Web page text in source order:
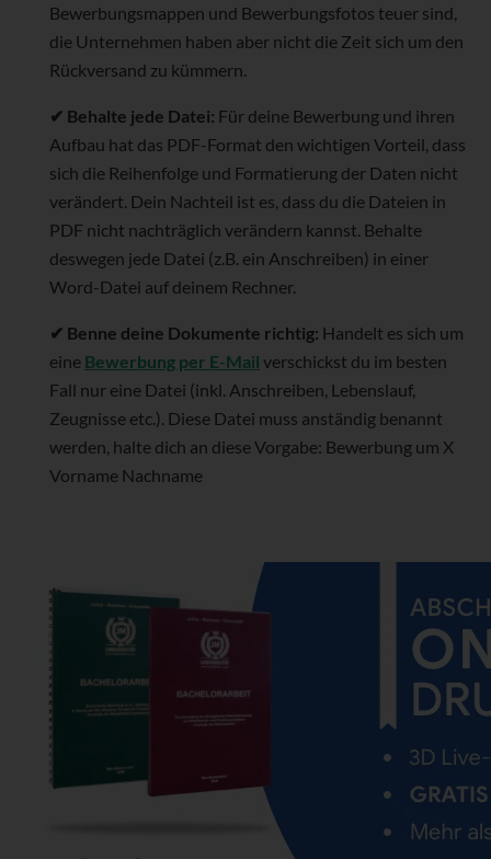
Bewerbungsmappen und Bewerbungsfotos teuer sind,
die Unternehmen haben aber nicht die Zeit sich um den
Rückversand zu kümmern.
✔ Behalte jede Datei: Für deine Bewerbung und ihren
Aufbau hat das PDF-Format den wichtigen Vorteil, dass
sich die Reihenfolge und Formatierung der Daten nicht
verändert. Dein Nachteil ist es, dass du die Dateien in
PDF nicht nachträglich verändern kannst. Behalte
deswegen jede Datei (z.B. ein Anschreiben) in einer
Word-Datei auf deinem Rechner.
✔ Benne deine Dokumente richtig: Handelt es sich um
eine Bewerbung per E-Mail verschickst du im besten
Fall nur eine Datei (inkl. Anschreiben, Lebenslauf,
Zeugnisse etc.). Diese Datei muss anständig benannt
werden, halte dich an diese Vorgabe: Bewerbung um X
Vorname Nachname